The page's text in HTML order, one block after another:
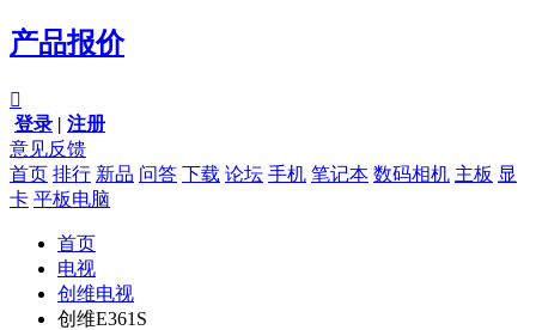
产品报价

登录 | 注册
意见反馈
首页 排行 新品 问答 下载 论坛 手机 笔记本 数码相机 主板 显
卡 平板电脑
首页
电视
创维电视
创维E361S